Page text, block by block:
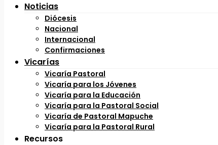
Noticias
Diócesis
Nacional
Internacional
Confirmaciones
Vicarías
Vicaría Pastoral
Vicaría para los Jóvenes
Vicaría para la Educación
Vicaría para la Pastoral Social
Vicaría de Pastoral Mapuche
Vicaría para la Pastoral Rural
Recursos